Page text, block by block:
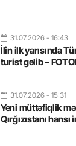
31.07.2026 - 16:43
İlin ilk yarısında
turist gəlib –
31.07.2026 - 15:31
Yeni müttəfiqlik
Qırğızıstanı